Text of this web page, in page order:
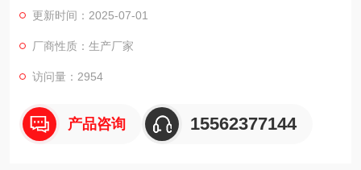
广泛用于.力、石油、化工等场合，可同时检测可燃气体、硫化
更新时间：2025-07-01
厂商性质：生产厂家
访问量：2954
产品咨询 15562377144